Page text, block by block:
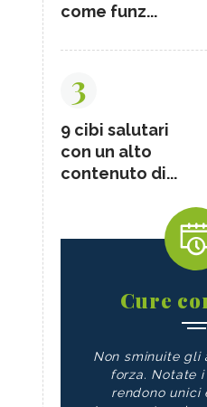
come funz...
3
9 cibi salutari
con un alto
contenuto di...
Cure
Non sminuite gli
forza. Notate
rendono unici